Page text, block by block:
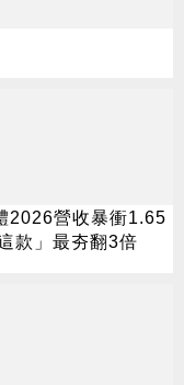
2026營收暴衝1.65
款」最夯翻3倍